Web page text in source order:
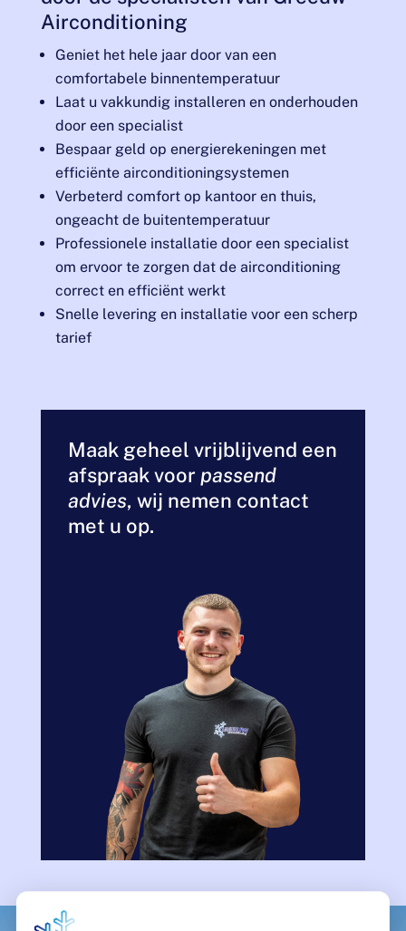
Airconditioning
Geniet het hele jaar door van een
comfortabele binnentemperatuur
Laat u vakkundig installeren en onderhouden
door een specialist
Bespaar geld op energierekeningen met
efficiënte airconditioningsystemen
Verbeterd comfort op kantoor en thuis,
ongeacht de buitentemperatuur
Professionele installatie door een specialist
om ervoor te zorgen dat de airconditioning
correct en efficiënt werkt
Snelle levering en installatie voor een scherp
tarief
Maak geheel vrijblijvend een
afspraak voor passend
advies, wij nemen contact
met u op.